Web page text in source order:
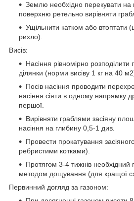
Землю необхідно перекувати на
поверхню ретельно вирівняти
Ущільнити катком або втоптати
рихло).
Висів:
Насіння рівномірно розподілити
ділянки (норми висіву 1 кг на 40 м2
Посів насіння проводити
насіння сіяти в одному напрямку
першої.
Вирівняти граблями засіяну
насіння на глибину 0,5-1 див.
Провести прокатування
ребристими котками).
Протягом 3-4 тижнів необхідний
методом дощування (для кращої
Первинний догляд за газоном: